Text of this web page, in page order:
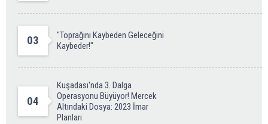
03
"Toprağını Kaybeden Geleceğini
Kaybeder!"
04
Kuşadası'nda 3. Dalga
Operasyonu Büyüyor! Mercek
Altındaki Dosya: 2023 İmar
Planları